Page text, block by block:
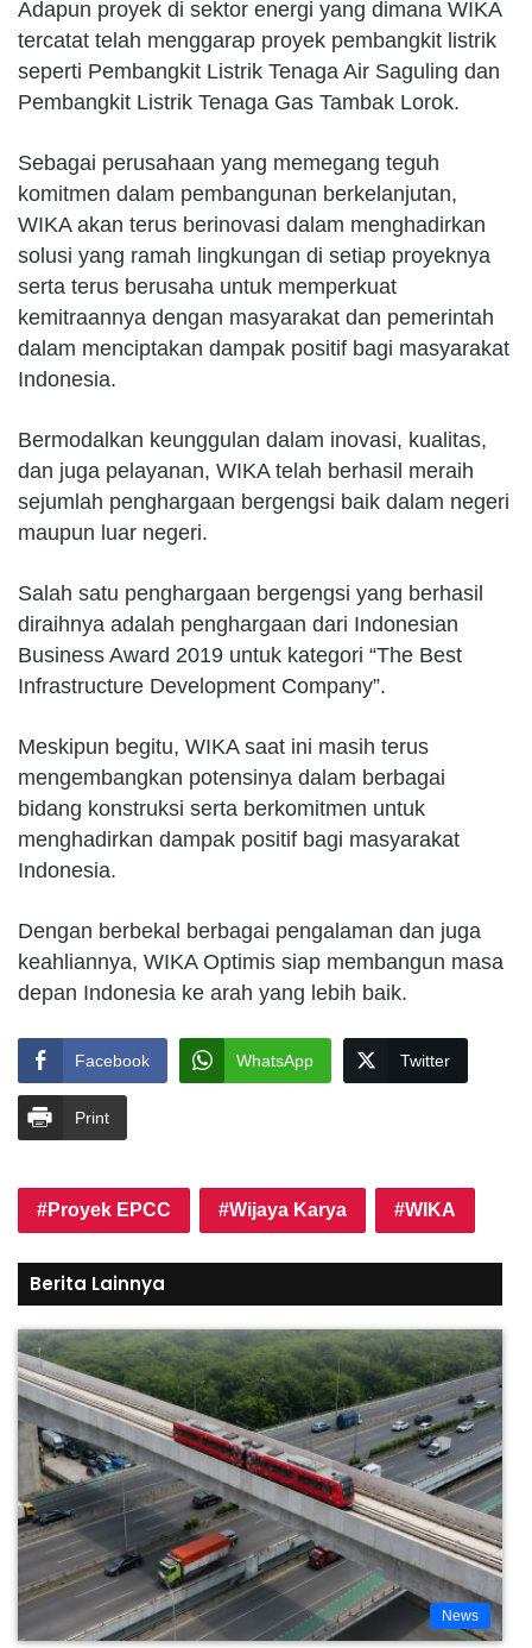
Adapun proyek di sektor energi yang dimana WIKA
tercatat telah menggarap proyek pembangkit listrik
seperti Pembangkit Listrik Tenaga Air Saguling dan
Pembangkit Listrik Tenaga Gas Tambak Lorok.
Sebagai perusahaan yang memegang teguh
komitmen dalam pembangunan berkelanjutan,
WIKA akan terus berinovasi dalam menghadirkan
solusi yang ramah lingkungan di setiap proyeknya
serta terus berusaha untuk memperkuat
kemitraannya dengan masyarakat dan pemerintah
dalam menciptakan dampak positif bagi masyarakat
Indonesia.
Bermodalkan keunggulan dalam inovasi, kualitas,
dan juga pelayanan, WIKA telah berhasil meraih
sejumlah penghargaan bergengsi baik dalam negeri
maupun luar negeri.
Salah satu penghargaan bergengsi yang berhasil
diraihnya adalah penghargaan dari Indonesian
Business Award 2019 untuk kategori “The Best
Infrastructure Development Company”.
Meskipun begitu, WIKA saat ini masih terus
mengembangkan potensinya dalam berbagai
bidang konstruksi serta berkomitmen untuk
menghadirkan dampak positif bagi masyarakat
Indonesia.
Dengan berbekal berbagai pengalaman dan juga
keahliannya, WIKA Optimis siap membangun masa
depan Indonesia ke arah yang lebih baik.
Facebook WhatsApp Twitter
Print
Proyek EPCC Wijaya Karya WIKA
Berita Lainnya
News